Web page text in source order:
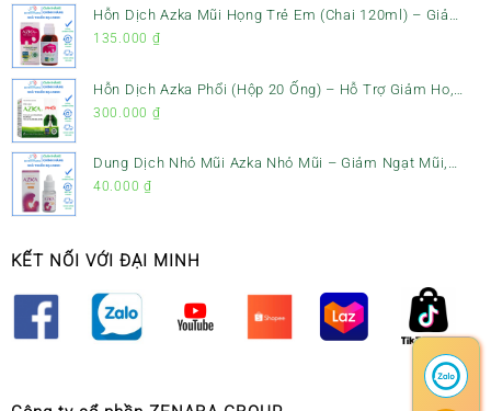
Hỗn Dịch Azka Mũi Họng Trẻ Em (Chai 120ml) – Giảm
Ho, Tiêu Đờm & Đau Rát Họng
135.000 ₫
Hỗn Dịch Azka Phổi (Hộp 20 Ống) – Hỗ Trợ Giảm Ho,
Tiêu Đờm & Bổ Phổi
300.000 ₫
Dung Dịch Nhỏ Mũi Azka Nhỏ Mũi – Giảm Ngạt Mũi,
Sổ Mũi Cho Trẻ Sơ Sinh
40.000 ₫
KẾT NỐI VỚI ĐẠI MINH